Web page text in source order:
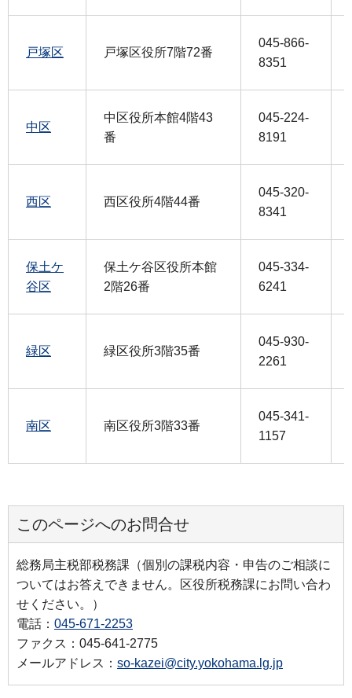
戸塚区 戸塚区役所7階72番
045-866-
8351
中区
中区役所本館4階43
番
045-224-
8191
西区 西区役所4階44番
045-320-
8341
保土ケ
谷区
保土ケ谷区役所本館
2階26番
045-334-
6241
緑区 緑区役所3階35番
045-930-
2261
南区 南区役所3階33番
045-341-
1157
このページへのお問合せ
総務局主税部税務課（個別の課税内容・申告のご相談に
ついてはお答えできません。区役所税務課にお問い合わ
せください。）
電話： 045-671-2253
ファクス：045-641-2775
メールアドレス： so-kazei@city.yokohama.lg.jp